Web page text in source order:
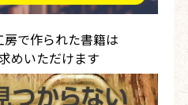
で作られた書籍は
めいただけます